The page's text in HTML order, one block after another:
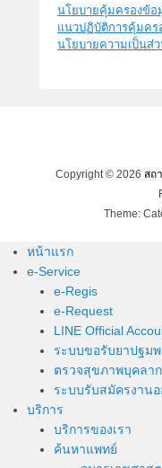
นโยบายคุ้มครองข้
แนวปฏิบัติการคุ้มค
นโยบายความเป็นส่
Copyright © 2026 สถ
Theme:
หน้าแรก
e-Service
e-Regis
e-Request
LINE Official
ระบบขอรับยาปฐม
ตรวจสุขภาพบุคลาก
ระบบรับสมัครงาน
บริการ
บริการของเรา
ค้นหาแพทย์